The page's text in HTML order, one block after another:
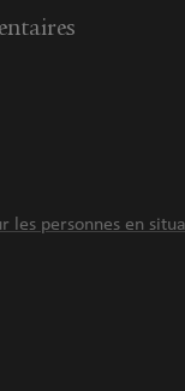
les personnes en